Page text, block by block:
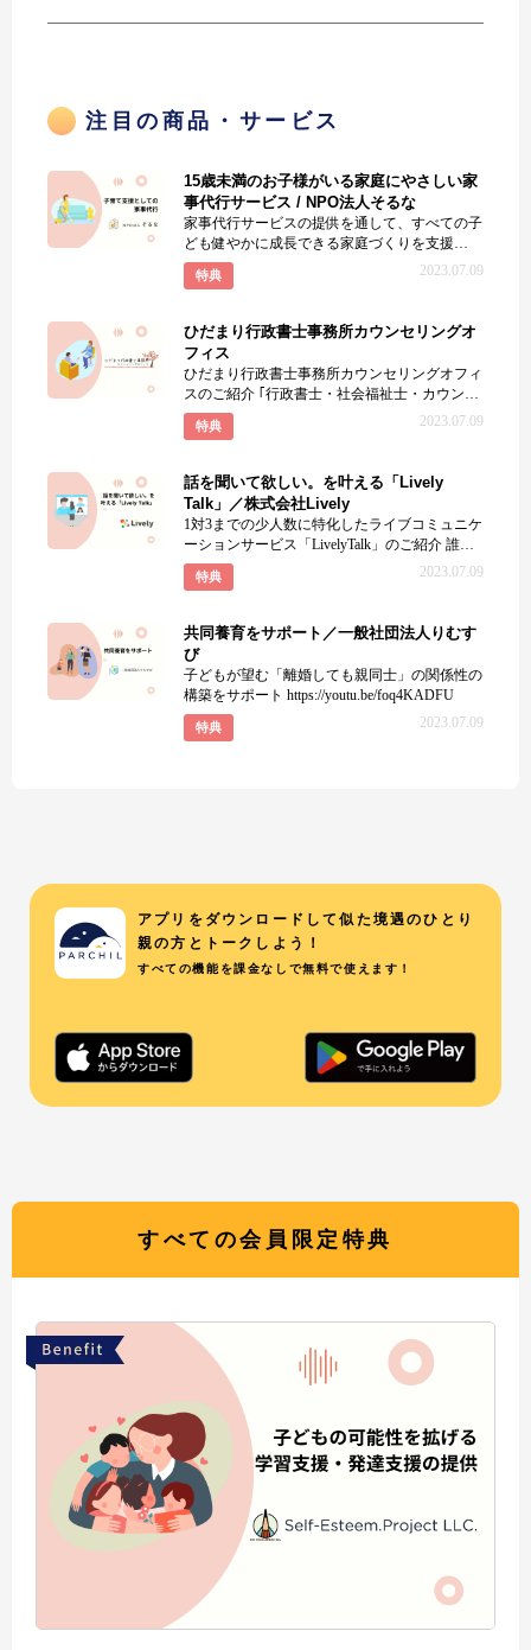
注目の商品・サービス
15歳未満のお子様がいる家庭にやさしい家
事代行サービス / NPO法人そるな
家事代行サービスの提供を通して、すべての子
ども健やかに成長できる家庭づくりを支援
NPO法人そるなは、家
特典 2023.07.09
ひだまり行政書士事務所カウンセリングオ
フィス
ひだまり行政書士事務所カウンセリングオフィ
スのご紹介 ｢行政書士・社会福祉士・カウンセ
ラー」の3本柱で、悩む女性
特典 2023.07.09
話を聞いて欲しい。を叶える「Lively
Talk」／株式会社Lively
1対3までの少人数に特化したライブコミュニケ
ーションサービス「LivelyTalk」のご紹介 誰か
にちょ
特典 2023.07.09
共同養育をサポート／一般社団法人りむす
び
子どもが望む「離婚しても親同士」の関係性の
構築をサポート https://youtu.be/foq4KADFU
特典 2023.07.09
アプリをダウンロードして似た境遇のひとり
親の方とトークしよう！
すべての機能を課金なしで無料で使えます！
すべての会員限定特典